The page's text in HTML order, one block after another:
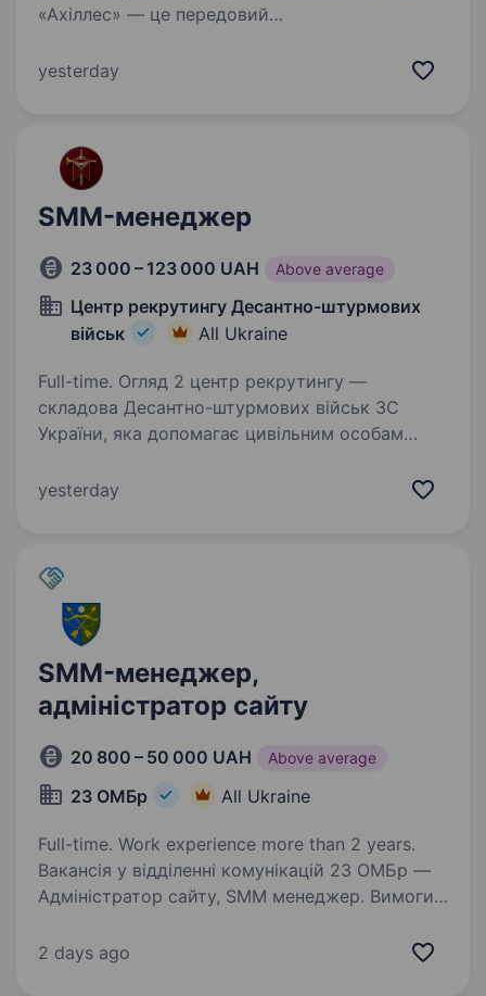
«Ахіллес» — це передовий
безпілотних систем. Підрозділ спеціалізується
yesterday
SMM-менеджер
23 000 – 123 000 UAH Above average
Центр рекрутингу Десантно-штурмових
військ
All Ukraine
Full-time. Огляд 2 центр рекрутингу —
складова Десантно-штурмових військ ЗС
України, яка допомагає цивільним особам
складається з досвідчених менеджерів, які
yesterday
SMM-менеджер,
адміністратор сайту
20 800 – 50 000 UAH Above average
23 ОМБр All Ukraine
Full-time. Work experience more than 2 years.
Вакансія у відділенні комунікацій 23 ОМБр —
Адміністратор сайту, SMM менеджер. Вимоги
маркетингу, стратегічне мислення для
2 days ago